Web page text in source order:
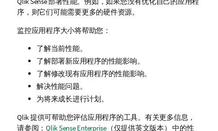
序，则它们可能需要更多的硬件资源。
监控应用程序大小将帮助您：
了解当前性能。
了解部署新应用程序的性能影响。
了解修改现有应用程序的性能影响。
解决性能问题。
为将来成长进行计划。
Qlik提供可帮助您评估应用程序的工具。有关更多信息，
请参阅： Qlik Sense Enterprise（仅提供英文版本） 中的性